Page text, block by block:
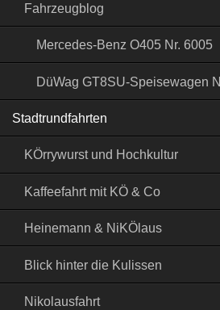
Fahrzeugblog
Mercedes-Benz O405 Nr. 6005
DüWag GT8SU-Speisewagen
Stadtrundfahrten
KÖrrywurst und Hochkultur
Kaffeefahrt mit KÖ & Co
Heinemann & NiKÖlaus
Blick hinter die Kulissen
Nikolausfahrt